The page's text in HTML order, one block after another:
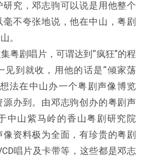
究，邓志驹可以说是用他整个
不夸张地说，他在中山，粤剧
。
剧唱片，可谓达到“疯狂”的程
见到就收，用他的话是“倾家荡
法在中山办一个粤剧声像博览
办到。由邓志驹创办的粤剧声
中山紫马岭的香山粤剧研究院
资料极为全面，有珍贵的粤剧
唱片及卡带等，这些都是邓志